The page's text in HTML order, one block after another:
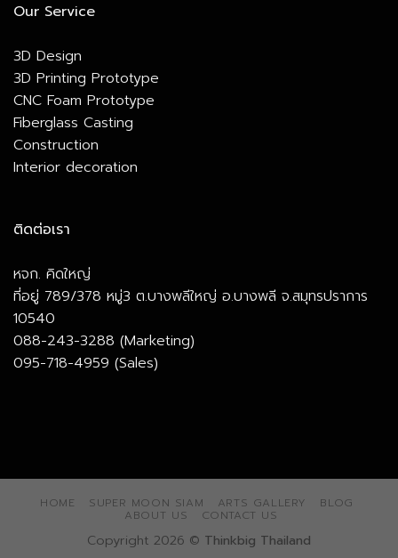
Our Service
3D Design
3D Printing Prototype
CNC Foam Prototype
Fiberglass Casting
Construction
Interior decoration
ติดต่อเรา
หจก. คิดใหญ่
ที่อยู่ 789/378 หมู่3 ต.บางพลีใหญ่ อ.บางพลี จ.สมุทรปราการ
10540
088-243-3288 (Marketing)
095-718-4959 (Sales)
HOME SUPER MOON SIAM ARTS GALLERY BLOG
ABOUT US CONTACT US
Copyright 2026 © Thinkbig Thailand